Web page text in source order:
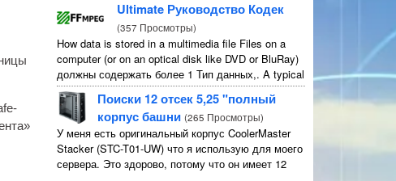
have to serve their...
Ultimate Руководство Кодек
(357 Просмотры)
How data is stored in a multimedia file Files on a
computer(or on an optical disk like DVD or BluRay)
должны содержать более 1 Тип данных,.A typical
movie will include...
Поиски 12 отсек 5,25 "полный
корпус башни (265 Просмотры)
У меня есть оригинальный корпус CoolerMaster
Stacker (STC-T01-UW) что я использую для моего
сервера. Это здорово, потому что он имеет 12